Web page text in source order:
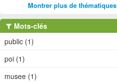
Montrer plus de thématiques
Mots-clés
public (1)
poi (1)
musee (1)